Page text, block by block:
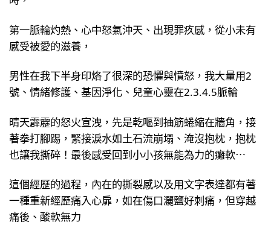
第一脈輪灼熱、心中怒氣沖天、出現罪疚感，從小未有
感受被愛的滋養，
男性在我下半身印烙了很深的恐懼與憤怒，我大量用2
號、情緒修護、基因淨化、兒童心靈在2.3.4.5脈輪
晴天霹靂的怒火宣洩，先是乾嘔到抽筋蜷縮在牆角，接
著拳打腳踢，緊接淚水如土石流崩塌、淹沒抱枕，抱枕
也讓我撕碎！最後感受回到小小孩無能為力的癱軟⋯
這個經歷的過程，內在的撕裂感以及用文字表達都有著
一種重新經歷痛入心扉，如在傷口灑鹽好刺痛，但穿越
痛後、酸軟無力